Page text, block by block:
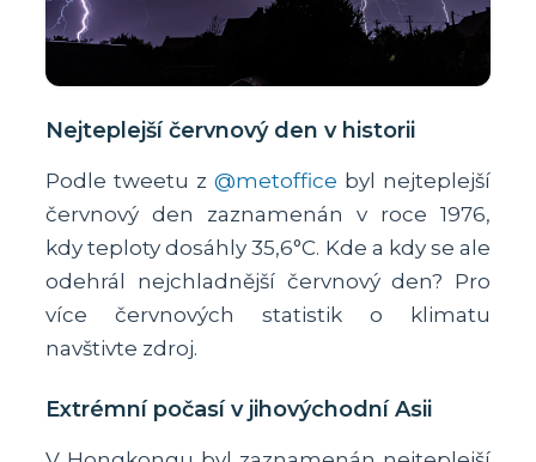
Nejteplejší červnový den v historii
Podle tweetu z @metoffice byl nejteplejší
červnový den zaznamenán v roce 1976,
kdy teploty dosáhly 35,6°C. Kde a kdy se ale
odehrál nejchladnější červnový den? Pro
více červnových statistik o klimatu
navštivte zdroj.
Extrémní počasí v jihovýchodní Asii